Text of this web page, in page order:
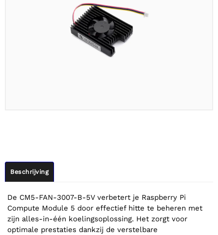
Beschrijving
De CM5-FAN-3007-B-5V verbetert je Raspberry Pi
Compute Module 5 door effectief hitte te beheren met
zijn alles-in-één koelingsoplossing. Het zorgt voor
optimale prestaties dankzij de verstelbare